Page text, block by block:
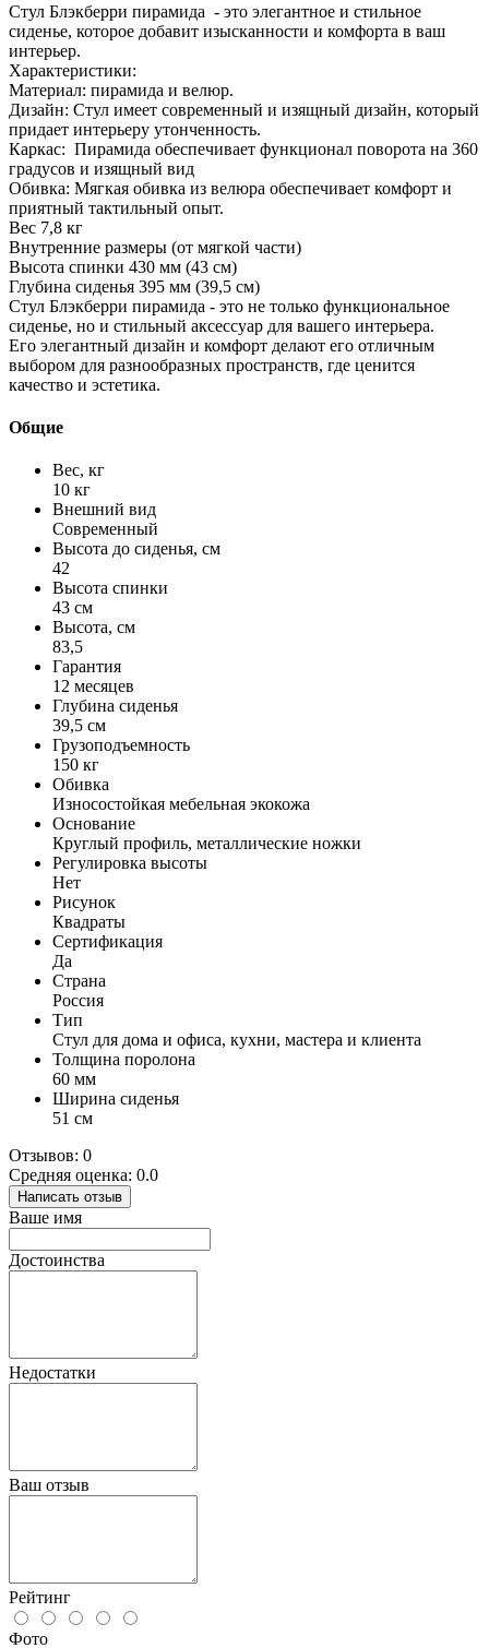
Стул Блэкберри пирамида - это элегантное и стильное
сиденье, которое добавит изысканности и комфорта в ваш
интерьер.
Характеристики:
Материал: пирамида и велюр.
Дизайн: Стул имеет современный и изящный дизайн, который
придает интерьеру утонченность.
Каркас: Пирамида обеспечивает функционал поворота на 360
градусов и изящный вид
Обивка: Мягкая обивка из велюра обеспечивает комфорт и
приятный тактильный опыт.
Вес 7,8 кг
Внутренние размеры (от мягкой части)
Высота спинки 430 мм (43 см)
Глубина сиденья 395 мм (39,5 см)
Стул Блэкберри пирамида - это не только функциональное
сиденье, но и стильный аксессуар для вашего интерьера.
Его элегантный дизайн и комфорт делают его отличным
выбором для разнообразных пространств, где ценится
качество и эстетика.
Общие
Вес, кг
10 кг
Внешний вид
Современный
Высота до сиденья, см
42
Высота спинки
43 см
Высота, см
83,5
Гарантия
12 месяцев
Глубина сиденья
39,5 см
Грузоподъемность
150 кг
Обивка
Износостойкая мебельная экокожа
Основание
Круглый профиль, металлические ножки
Регулировка высоты
Нет
Рисунок
Квадраты
Сертификация
Да
Страна
Россия
Тип
Стул для дома и офиса, кухни, мастера и клиента
Толщина поролона
60 мм
Ширина сиденья
51 см
Отзывов: 0
Средняя оценка: 0.0
Написать отзыв
Ваше имя
Достоинства
Недостатки
Ваш отзыв
Рейтинг
Фото